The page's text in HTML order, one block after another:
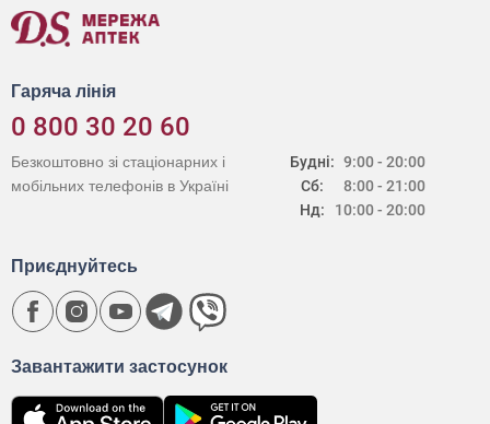
Гаряча лінія
0 800 30 20 60
Будні:
Сб:
Нд:
9:00 - 20:00
8:00 - 21:00
10:00 - 20:00
Безкоштовно зі стаціонарних і
мобільних телефонів в Україні
Завантажити застосунок
Приєднуйтесь